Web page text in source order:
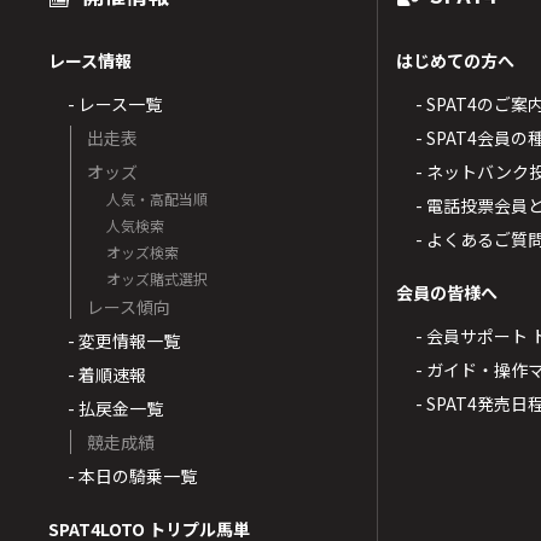
レース情報
- レース一覧
出走表
オッズ
人気・高配当順
人気検索
オッズ検索
オッズ賭式選択
レース傾向
- 変更情報一覧
- 着順速報
- 払戻金一覧
競走成績
- 本日の騎乗一覧
SPAT4LOTO トリプル馬単
はじめての方へ
- SPAT4のご案
- SPAT4会員の
- ネットバンク
- 電話投票会員
- よくあるご質
会員の皆様へ
- 会員サポート
- ガイド・操作
- SPAT4発売日